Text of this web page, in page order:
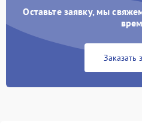
Оставьте заявку, мы
Заказать